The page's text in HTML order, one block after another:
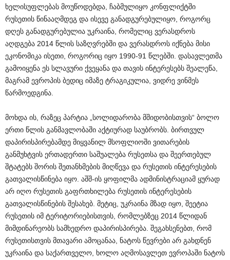
ხელისუფლებას მოუწოდებდა, ჩაბმულიყო კონფლიქტში
რუსეთის წინააღმდეგ და ისევე განადგურებულიყო, როგორც
დღეს განადგურებულია უკრაინა, რომელიც ვერასდროს
აღდგება 2014 წლის საზღვრებში და ვერასდროს იქნება მისი
ეკონომიკა ისეთი, როგორიც იყო 1990-91 წლებში. დასავლეთმა
გამოიყენა ეს სლავური ქვეყანა და თავის ინტერესებს შეალეწა,
მაგრამ ევროპის ბედიც იმაზე ტრაგიკულია, ვიდრე ვინმეს
წარმოედგინა.
მოხდა ის, რაზეც პარტია „სოლიდარობა მშიდობისთვის“ ბოლო
ერთი წლის განმავლობაში აქტიურად საუბრობს. ბირთვულ
დაპირისპირებამდე მიყვანილ მსოფლიოში ვითარების
განმუხტვის ერთადერთი საშუალება რუსეთსა და შეერთებულ
შტატებს შორის შეთანხმების მიღწევა და რუსეთის ინტერესების
გათვალისწინება იყო. აშშ-ის ყოფილმა ადმინისტრაციამ ყურად
არ იღო რუსეთის გაფრთხილება რუსეთის ინტერესების
გათვალისწინების შესახებ. მეტიც, უკრაინა მზად იყო, შეეტია
რუსეთის იმ ტერიტორიებისთვის, რომლებზეც 2014 წლიდან
მიმდინარეობს სამხედრო დაპირისპირება. შეგახსენებთ, რომ
რუსეთისთვის მთავარი ამოცანაა, ნატოს წევრები არ გახდნენ
უკრაინა და საქართველო, ხოლო აღმოსავლეთ ევროპაში ნატოს